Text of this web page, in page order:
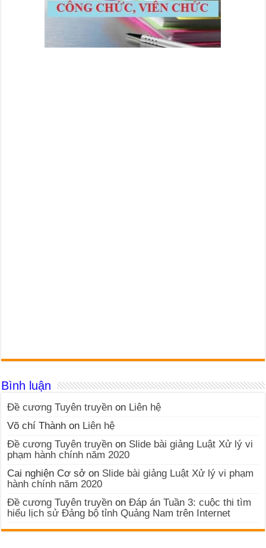
Bình luận
Đề cương Tuyên truyền on Liên hệ
Võ chí Thành on Liên hệ
Đề cương Tuyên truyền on Slide bài giảng Luật Xử lý vi
phạm hành chính năm 2020
Cai nghiện Cơ sở on Slide bài giảng Luật Xử lý vi phạm
hành chính năm 2020
Đề cương Tuyên truyền onĐáp án Tuần 3: cuộc thi tìm
hiểu lịch sử Đảng bộ tỉnh Quảng Nam trên Internet